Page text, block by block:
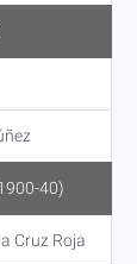
40)
Cruz Roja